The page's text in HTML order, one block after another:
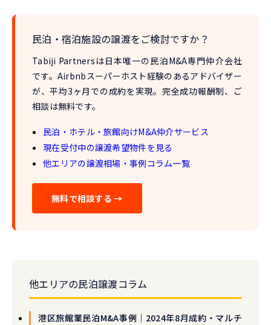
民泊・宿泊施設の譲渡をご検討ですか？
Tabiji Partnersは日本唯一の民泊M&A専門仲介会社
です。Airbnbスーパーホスト経験のあるアドバイザー
が、平均3ヶ月での成約を実現。完全成功報酬制、ご
相談は無料です。
民泊・ホテル・旅館向けM&A仲介サービス
現在受付中の譲渡希望物件を見る
他エリアの譲渡相場・事例コラム一覧
無料で相談する →
他エリアの民泊譲渡コラム
港区旅館業民泊M&A事例｜2024年8月成約・マルチ